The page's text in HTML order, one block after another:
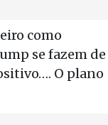
como
se fazem de
O plano